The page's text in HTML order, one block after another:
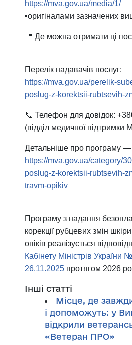
https://mva.gov.ua/media/1/
▪️оригіналами зазначених
📍 Де можна отримати ці
Перелік надавачів послуг:
https://mva.gov.ua/perelik-
poslug-z-korektsii-rubtsevih-
📞 Телефон для довідок:
(відділ медичної підтримки
Детальніше про програму
https://mva.gov.ua/category/
poslug-z-korektsii-rubtsevih-
travm-opikiv
Програму з надання
корекції рубцевих змін
опіків реалізується
Кабінету Міністрів України
26.11.2025 протягом 2026
Інші статті
Місце, де
і допоможуть: у
відкрили
«Ветеран ПРО»